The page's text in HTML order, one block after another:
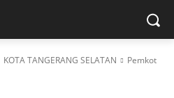
KOTA TANGERANG SELATAN
Pemkot